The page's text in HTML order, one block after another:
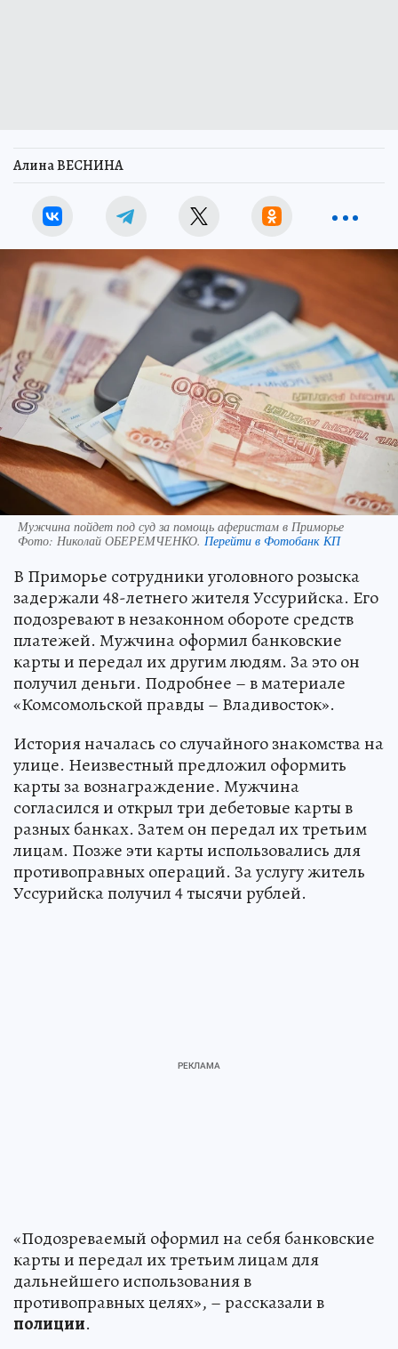
Алина ВЕСНИНА
Мужчина пойдет под суд за помощь аферистам в Приморье
Фото: Николай ОБЕРЕМЧЕНКО. Перейти в Фотобанк КП
В Приморье сотрудники уголовного розыска
задержали 48-летнего жителя Уссурийска. Его
подозревают в незаконном обороте средств
платежей. Мужчина оформил банковские
карты и передал их другим людям. За это он
получил деньги. Подробнее – в материале
«Комсомольской правды – Владивосток».
История началась со случайного знакомства на
улице. Неизвестный предложил оформить
карты за вознаграждение. Мужчина
согласился и открыл три дебетовые карты в
разных банках. Затем он передал их третьим
лицам. Позже эти карты использовались для
противоправных операций. За услугу житель
Уссурийска получил 4 тысячи рублей.
«Подозреваемый оформил на себя банковские
карты и передал их третьим лицам для
дальнейшего использования в
противоправных целях», – рассказали в
полиции.